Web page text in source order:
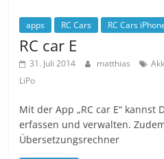
apps RC Cars RC Cars
RC car E
31. Juli 2014 matthias
LiPo
Mit der App „RC car E“ kannst
erfassen und verwalten.
Übersetzungsrechner